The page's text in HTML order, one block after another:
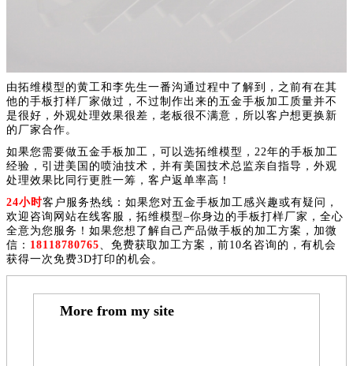
由拓维模型的黄工和李先生一番沟通过程中了解到，之前有在其
他的手板打样厂家做过，不过制作出来的五金手板加工质量并不
是很好，外观处理效果很差，老板很不满意，所以客户想更换新
的厂家合作。
如果您需要做五金手板加工，可以选拓维模型，22年的手板加工
经验，引进美国的喷油技术，并有美国技术总监亲自指导，外观
处理效果比同行更胜一筹，客户返单率高！
24小时客户服务热线：如果您对五金手板加工感兴趣或有疑问，
欢迎咨询网站在线客服，拓维模型–你身边的手板打样厂家，全心
全意为您服务！如果您想了解自己产品做手板的加工方案，加微
信： 18118780765、免费获取加工方案，前10名咨询的，有机会
获得一次免费3D打印的机会。
More from my site